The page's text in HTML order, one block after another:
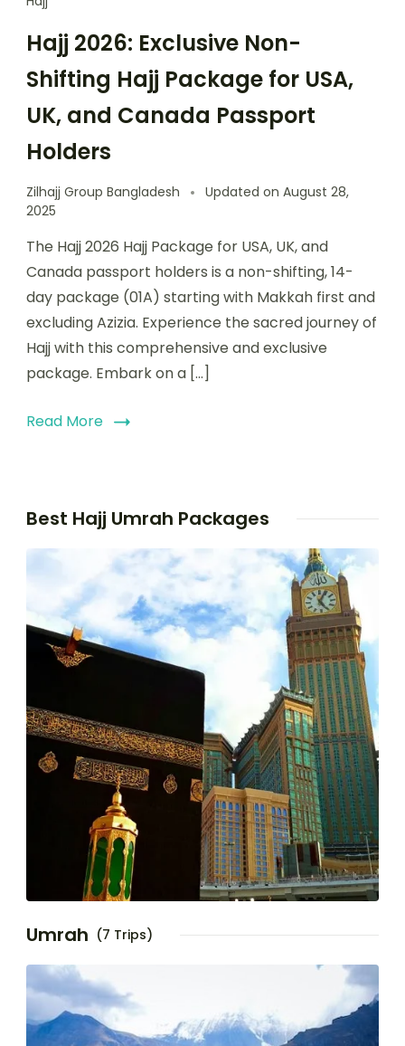
Hajj 2026: Exclusive Non-
Shifting Hajj Package for USA,
UK, and Canada Passport
Holders
Zilhajj Group Bangladesh Updated on August 28,
2025
The Hajj 2026 Hajj Package for USA, UK, and
Canada passport holders is a non-shifting, 14-
day package (01A) starting with Makkah first and
excluding Azizia. Experience the sacred journey of
Hajj with this comprehensive and exclusive
package. Embark on a […]
Read More
Best Hajj Umrah Packages
Umrah (7 Trips)